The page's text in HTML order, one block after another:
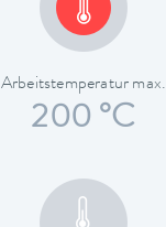
Arbeitstemperatur max.
200 °C